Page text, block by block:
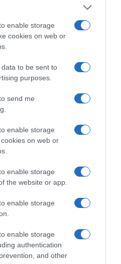
enable storage
cookies on web or
to be sent to
purposes.
send me
enable storage
on web or
enable storage
the website or app.
enable storage
enable storage
authentication
and other
Χάρτης Αθήνας
LIVE ΚΙΝΗΣΗ
paron.gr
ΚΥΡΙΑΚΗΣ